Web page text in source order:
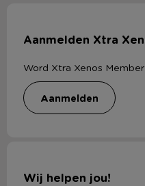
Aanmelden Xtra
Word Xtra Xenos
aanmelden
Wij helpen jou!